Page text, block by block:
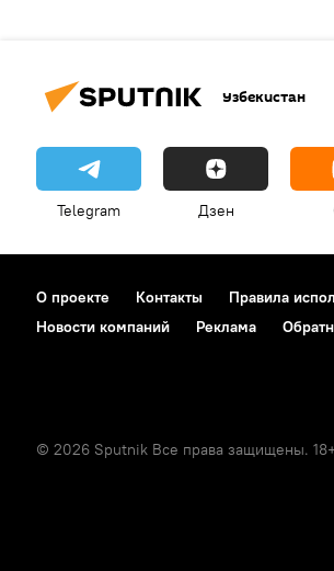
Узбекистан
Telegram Дзен
О проекте Контакты Правила
Новости компаний
Реклама
© 2026 Sputnik Все права защищены.